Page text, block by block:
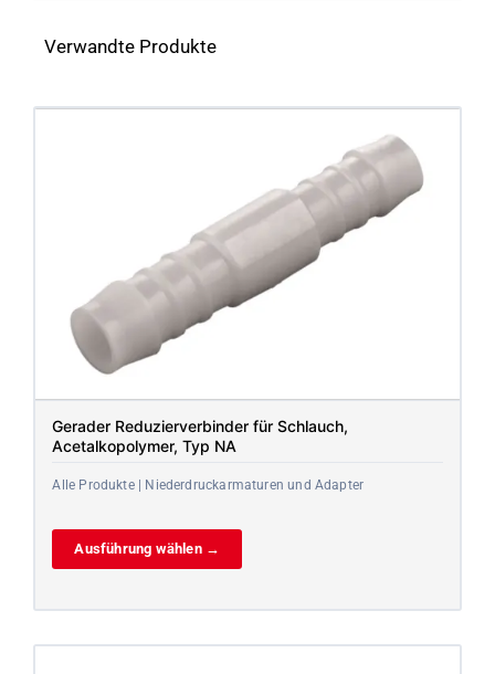
Verwandte Produkte
Gerader Reduzierverbinder für Schlauch,
Acetalkopolymer, Typ NA
Alle Produkte | Niederdruckarmaturen und Adapter
Ausführung wählen →